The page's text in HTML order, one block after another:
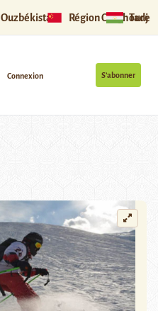
Ouzbékistan Région Ouïghoure
S’abonner
Connexion